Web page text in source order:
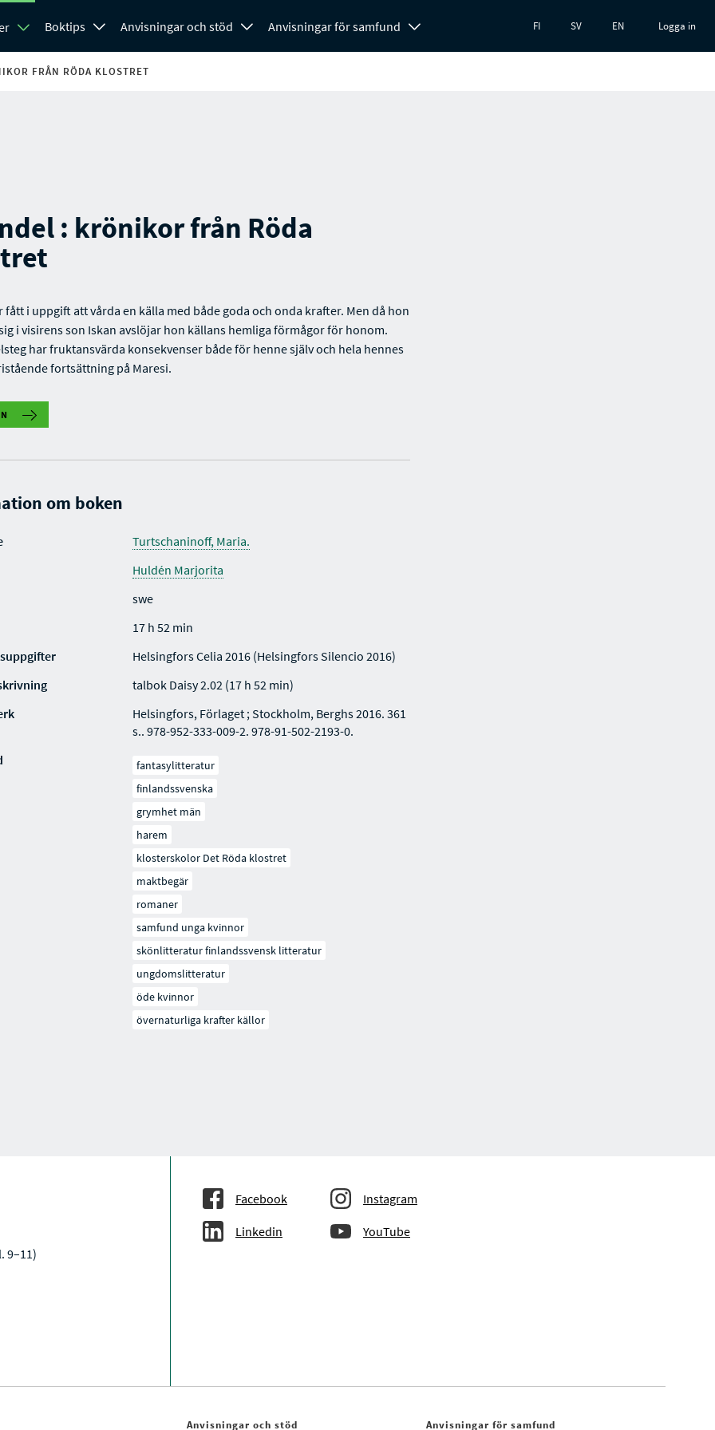
Boktips Anvisningar och stöd Anvisningar för samfund FI SV EN Logga in
FRÅN RÖDA KLOSTRET
: krönikor från Röda
fått i uppgift att vårda en källa med både goda och onda krafter. Men då hon
i visirens son Iskan avslöjar hon källans hemliga förmågor för honom.
har fruktansvärda konsekvenser både för henne själv och hela hennes
fortsättning på Maresi.
om boken
Turtschaninoff, Maria.
Huldén Marjorita
swe
17 h 52 min
Helsingfors Celia 2016 (Helsingfors Silencio 2016)
talbok Daisy 2.02 (17 h 52 min)
Helsingfors, Förlaget ; Stockholm, Berghs 2016. 361
s.. 978-952-333-009-2. 978-91-502-2193-0.
fantasylitteratur
finlandssvenska
grymhet män
harem
klosterskolor Det Röda klostret
maktbegär
romaner
samfund unga kvinnor
skönlitteratur finlandssvensk litteratur
ungdomslitteratur
öde kvinnor
övernaturliga krafter källor
9–11)
Facebook Instagram
Linkedin YouTube
Anvisningar och stöd Anvisningar för samfund